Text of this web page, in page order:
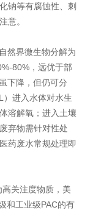
钠等有腐蚀性、刺
意。
然界微生物分解为
80%，远优于部
下降，但仍可分
）进入水体对水生
溶解氧；进入土壤
弃物需针对性处
药废水常规处理即
关注度物质，美
和工业级PAC的有